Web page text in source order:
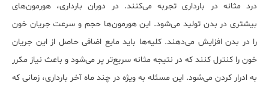
درد مثانه در بارداری تجربه می‌کنند. در دوران بارداری، هورمون‌های
بیش‎تری در بدن تولید می‌شود. این هورمون‌ها حجم و سرعت جریان خون
را در بدن افزایش می‌‎دهند. کلیه‌‎ها باید مایع اضافی حاصل از این جریان
خون را کنترل کنند که در نتیجه مثانه سریع‎‌تر پر می‏‌شود و باعث نیاز مکرر
به ادرار کردن می‏‌شود. این مسئله به ویژه در چند ماه آخر بارداری، زمانی که